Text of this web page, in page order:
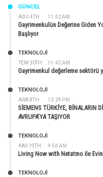
AĞU 4TH 11:02 AM
GÜNCEL
Gayrimenkulün Değerine Giden
Başlıyor
TEM 30TH 11:42 AM
TEKNOLOJİ
Gayrimenkul değerleme sektörü
ARA 8TH 12:29 PM
TEKNOLOJİ
SİEMENS TÜRKİYE, BİNALARIN
AVRUPA’YA TAŞIYOR
KAS 19TH 9:50 AM
TEKNOLOJİ
Living Now with Netatmo ile
TEKNOLOJİ